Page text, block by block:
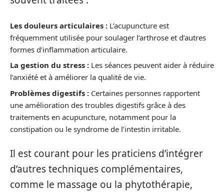
Les douleurs articulaires : L’acupuncture est
fréquemment utilisée pour soulager l’arthrose et d’autres
formes d’inflammation articulaire.
La gestion du stress : Les séances peuvent aider à réduire
l’anxiété et à améliorer la qualité de vie.
Problèmes digestifs : Certaines personnes rapportent
une amélioration des troubles digestifs grâce à des
traitements en acupuncture, notamment pour la
constipation ou le syndrome de l’intestin irritable.
Il est courant pour les praticiens d’intégrer
d’autres techniques complémentaires,
comme le massage ou la phytothérapie,